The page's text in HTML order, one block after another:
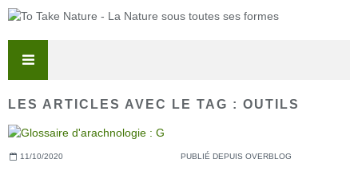
LES ARTICLES AVEC LE TAG : OUTILS
11/10/2020 PUBLIÉ DEPUIS OVERBLOG